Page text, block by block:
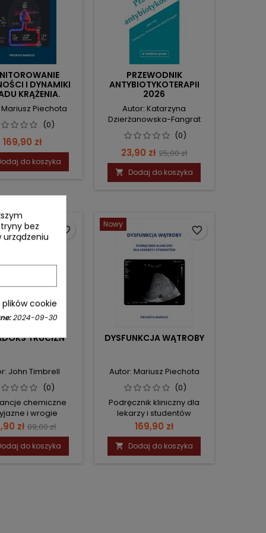
I DYNAMIKI
KRĄŻENIA.
KLINICZNY
LEKARZY IPiechota
(0)
Cena
169,90 zł
do koszyka
PRZEWODNIK
ANTYBIOTYKOTERAPII
2026
Autor: Katarzyna
Dzierżanowska-Fangrat
(0)
Cena
23,90 zł Cena
podstawowa
25,00 zł
 Dodaj do koszyka
TRUCIZN
John Timbrell
(0)
chemiczne
i wrogie
zł Cena
podstawowa
89,00 zł
do koszyka
favorite_border
Nowy
DYSFUNKCJA WĄTROBY
Autor: Mariusz Piechota
(0)
Podręcznik kliniczny dla
lekarzy i studentów
Cena
169,90 zł
 Dodaj do koszyka
favorite_border
bez
cookie
2024-09-30